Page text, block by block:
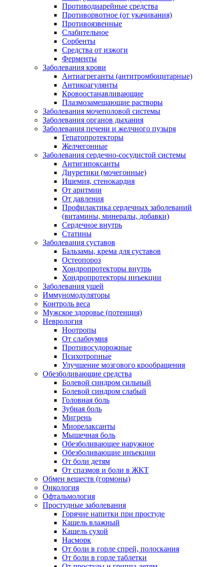
Противодиарейные средства
Противорвотное (от укачивания)
Противоязвенные
Слабительное
Сорбенты
Средства от изжоги
Ферменты
Заболевания крови
Антиагреганты (антитромбоцитарные)
Антикоагулянты
Кровоостанавливающие
Плазмозамещающие растворы
Заболевания мочеполовой системы
Заболевания органов дыхания
Заболевания печени и желчного пузыря
Гепатопротекторы
Желчегонные
Заболевания сердечно-сосудистой системы
Антигипоксанты
Диуретики (мочегонные)
Ишемия, стенокардия
От аритмии
От давления
Профилактика сердечных заболеваний
(витамины, минералы, добавки)
Сердечное внутрь
Статины
Заболевания суставов
Бальзамы, крема для суставов
Остеопороз
Хондропротекторы внутрь
Хондропротекторы инъекции
Заболевания ушей
Иммуномодуляторы
Контроль веса
Мужское здоровье (потенция)
Неврология
Ноотропы
От слабоумия
Противосудорожные
Психотропные
Улучшение мозгового крообращения
Обезболивающие средства
Болевой синдром сильный
Болевой синдром слабый
Головная боль
Зубная боль
Мигрень
Миорелаксанты
Мышечная боль
Обезболивающее наружное
Обезболивающие инъекции
От боли детям
От спазмов и боли в ЖКТ
Обмен веществ (гормоны)
Онкология
Офтальмология
Простудные заболевания
Горячие напитки при простуде
Кашель влажный
Кашель сухой
Насморк
От боли в горле спрей, полоскания
От боли в горле таблетки